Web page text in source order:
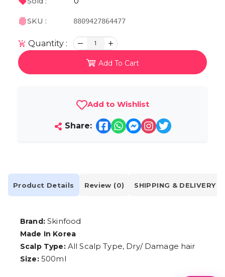
SKU : 8809427864477
Quantity : 1
Add To Cart
Add to Wishlist
Share:
Product Details Review (0) SHIPPING & DELIVERY
Brand:Skinfood
Made In Korea
Scalp Type:All Scalp Type, Dry/ Damage hair
Size: 500ml